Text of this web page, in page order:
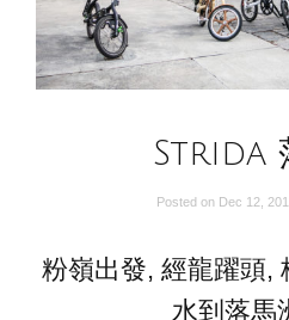
Strida
Posted on Dec 12,
粉嶺出發, 經龍躍頭,
水到落馬